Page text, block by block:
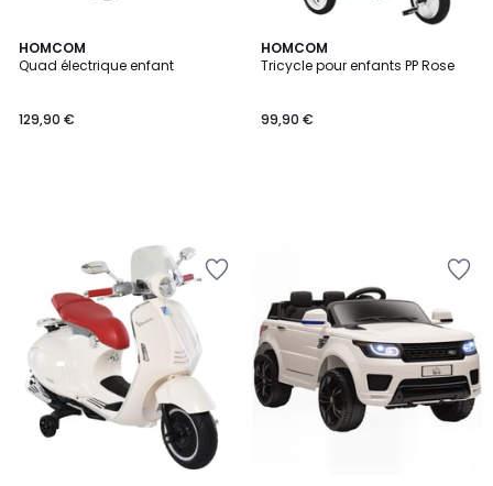
HOMCOM
Quad électrique enfant
129,90 €
HOMCOM
Tricycle pour enfants PP Rose
99,90 €